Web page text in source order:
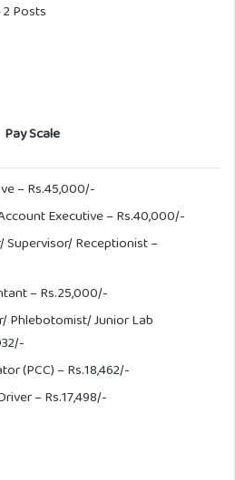
Posts
Pay Scale
– Rs.45,000/-
Executive – Rs.40,000/-
Supervisor/ Receptionist –
– Rs.25,000/-
Phlebotomist/ Junior Lab
(PCC) – Rs.18,462/-
– Rs.17,498/-